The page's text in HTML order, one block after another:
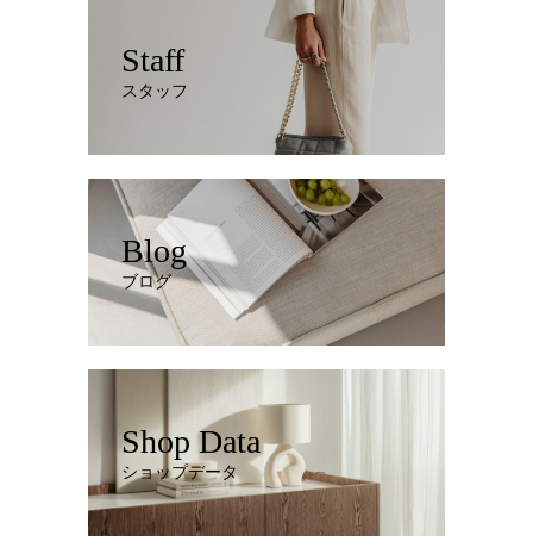
Staff
スタッフ
Blog
ブログ
Shop Data
ショップデータ